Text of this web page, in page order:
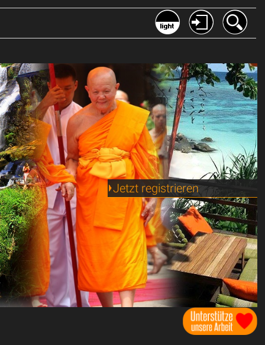
php/myfunci.inc
Jetzt registrieren